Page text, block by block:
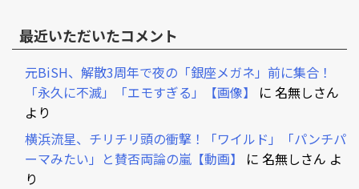
最近いただいたコメント
元BiSH、解散3周年で夜の「銀座メガネ」前に集合！
「永久に不滅」「エモすぎる」【画像】
に 名無しさん
より
横浜流星、チリチリ頭の衝撃！「ワイルド」「パンチパ
ーマみたい」と賛否両論の嵐【動画】
に 名無しさん よ
り